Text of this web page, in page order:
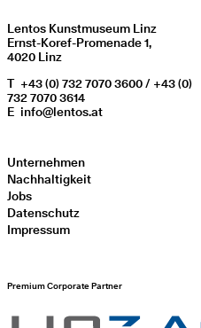
Lentos Kunstmuseum Linz
Ernst-Koref-Promenade 1,
4020 Linz
T +43 (0) 732 7070 3600 / +43 (0)
732 7070 3614
E info@lentos.at
Unternehmen
Nachhaltigkeit
Jobs
Datenschutz
Impressum
Premium Corporate Partner